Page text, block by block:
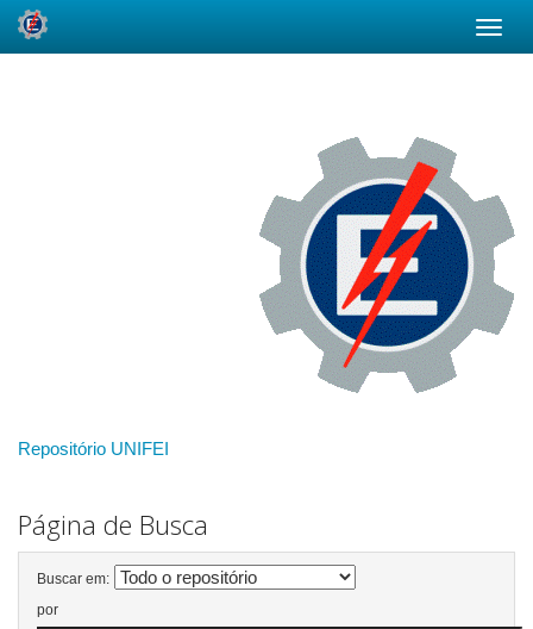
Repositório UNIFEI
Página de Busca
Buscar em:
por